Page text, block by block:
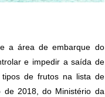
a área de embarque do
e impedir a saída de
de frutos na lista de
de 2018, do Ministério da